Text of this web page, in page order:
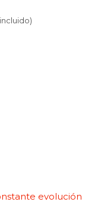
evolución